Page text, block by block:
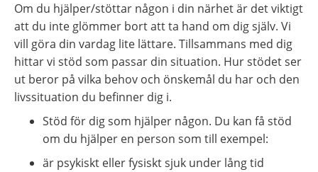
Om du hjälper/stöttar någon i din närhet är det viktigt
att du inte glömmer bort att ta hand om dig själv. Vi
vill göra din vardag lite lättare. Tillsammans med dig
hittar vi stöd som passar din situation. Hur stödet ser
ut beror på vilka behov och önskemål du har och den
livssituation du befinner dig i.
Stöd för dig som hjälper någon. Du kan få stöd
om du hjälper en person som till exempel:
är psykiskt eller fysiskt sjuk under lång tid